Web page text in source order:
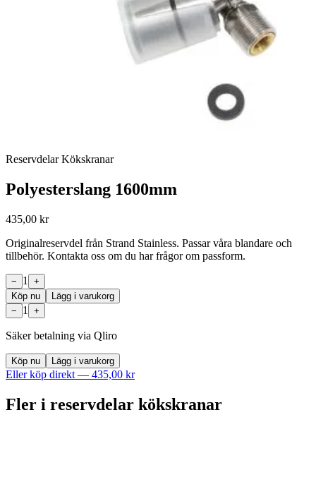
Reservdelar Kökskranar
Polyesterslang 1600mm
435,00 kr
Originalreservdel från Strand Stainless. Passar våra blandare och
tillbehör. Kontakta oss om du har frågor om passform.
− 1
+
Köp nu
Lägg i varukorg
−
1 +
Säker betalning via Qliro
Köp nu Lägg i varukorg
Eller köp direkt — 435,00 kr
Fler i reservdelar kökskranar